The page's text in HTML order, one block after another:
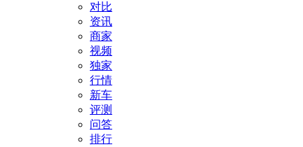
对比
资讯
商家
视频
独家
行情
新车
评测
问答
排行